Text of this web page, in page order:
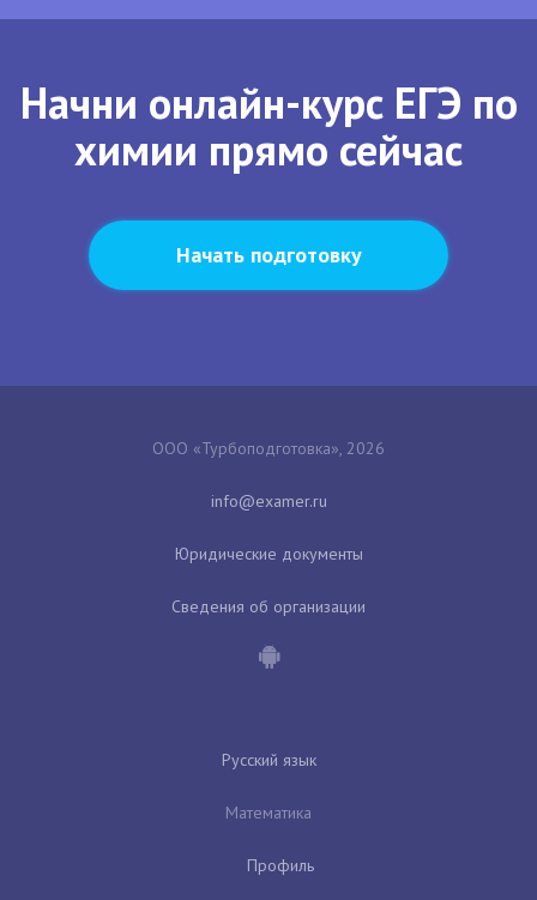
Начни онлайн-курс ЕГЭ по
химии прямо сейчас
Начать подготовку
ООО «Турбоподготовка», 2026
Юридические документы
Сведения об организации
Русский язык
Математика
Профиль